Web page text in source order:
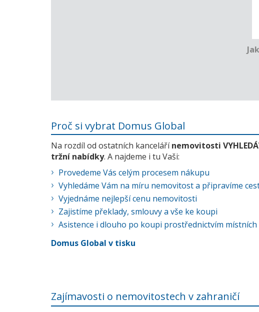
Proč si vybrat Domus Global
Na rozdíl od ostatních kancelářínemovitosti
tržní nabídky. A najdeme i tu Vaši:
Provedeme Vás celým procesem nákupu
Vyhledáme Vám na míru nemovitost a připravíme
Vyjednáme nejlepší cenu nemovitosti
Zajistíme překlady, smlouvy a vše ke koupi
Asistence i dlouho po koupi prostřednictvím místních
Domus Global v tisku
Zajímavosti o nemovitostech v zahraničí